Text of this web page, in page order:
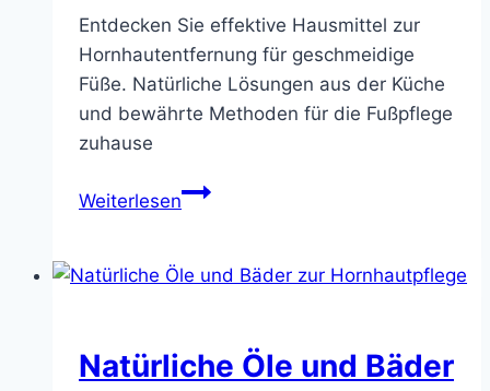
Entdecken Sie effektive Hausmittel zur
Hornhautentfernung für geschmeidige
Füße. Natürliche Lösungen aus der Küche
und bewährte Methoden für die Fußpflege
zuhause
WeiterlesenEffektive
Hornhautentfernung
Natürliche Öle und Bäder